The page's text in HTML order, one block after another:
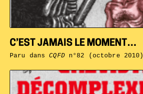
C’EST JAMAIS LE MOMENT…
Paru dansCQFDn°82 (octobre 2010)